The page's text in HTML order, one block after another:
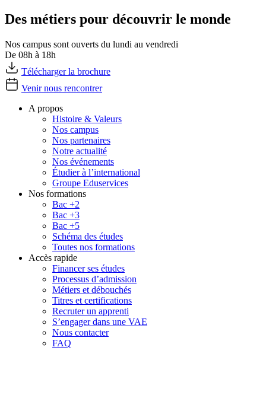
Des métiers pour découvrir le monde
Nos campus sont ouverts du lundi au vendredi
De 08h à 18h
Télécharger la brochure
Venir nous rencontrer
A propos
Histoire & Valeurs
Nos campus
Nos partenaires
Notre actualité
Nos événements
Étudier à l’international
Groupe Eduservices
Nos formations
Bac +2
Bac +3
Bac +5
Schéma des études
Toutes nos formations
Accès rapide
Financer ses études
Processus d’admission
Métiers et débouchés
Titres et certifications
Recruter un apprenti
S’engager dans une VAE
Nous contacter
FAQ